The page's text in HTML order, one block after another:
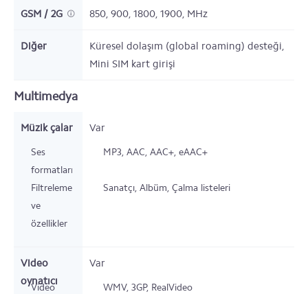
GSM / 2G 850, 900, 1800, 1900, MHz
Diğer
Küresel dolaşım (global roaming) desteği,
Mini SIM kart girişi
Multimedya
Müzik çalar Var
Ses
formatları
MP3, AAC, AAC+, eAAC+
Filtreleme
ve
özellikler
Sanatçı, Albüm, Çalma listeleri
Video
oynatıcı
Var
Video
WMV, 3GP, RealVideo